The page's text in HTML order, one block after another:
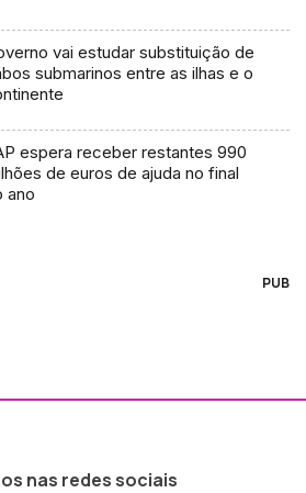
vai estudar substituição de
submarinos entre as ilhas e o
espera receber restantes 990
de euros de ajuda no final
ano
PUB
nas redes sociais